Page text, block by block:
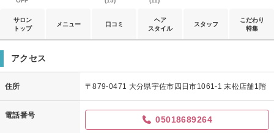
サロン
トップ
メニュー 口コミ
ヘア
スタイル
スタッフ
こだわり
特集
アクセス
住所 〒879-0471 大分県宇佐市四日市1061-1 末松店舗1階
電話番号 05018689264